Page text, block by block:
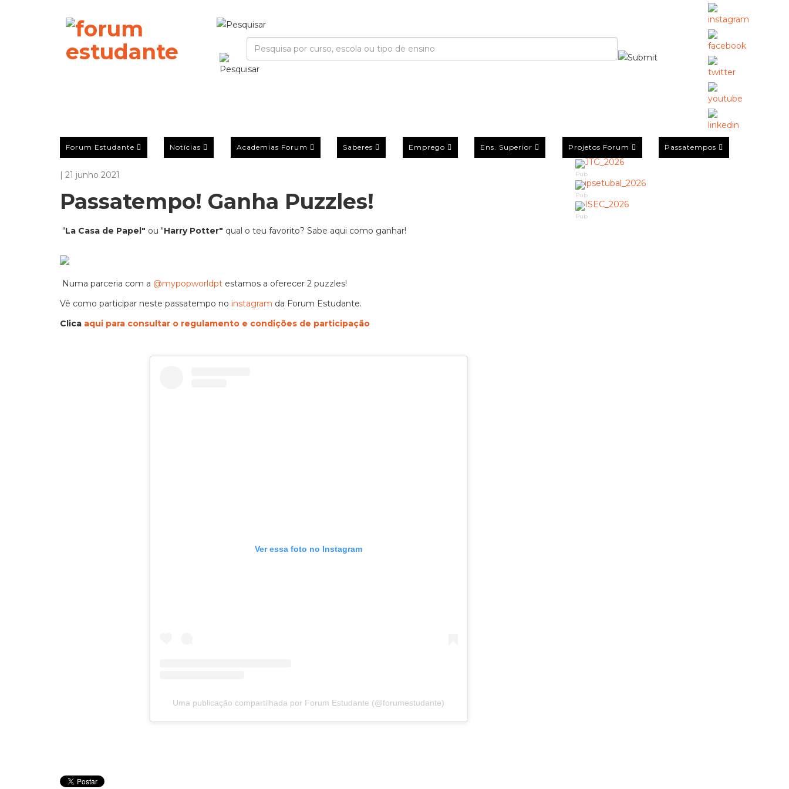
Forum Estudante Notícias Academias Forum Saberes Emprego Ens. Superior Projetos Forum Passatempos
| 21 junho 2021
Passatempo! Ganha Puzzles!
"La Casa de Papel" ou "Harry Potter" qual o teu favorito? Sabe aqui como ganhar!
Numa parceria com a @mypopworldpt estamos a oferecer 2 puzzles!
Vê como participar neste passatempo no instagram da Forum Estudante.
Clica aqui para consultar o regulamento e condições de participação
Ver essa foto no Instagram
Uma publicação compartilhada por Forum Estudante (@forumestudante)
Pub
Pub
Pub